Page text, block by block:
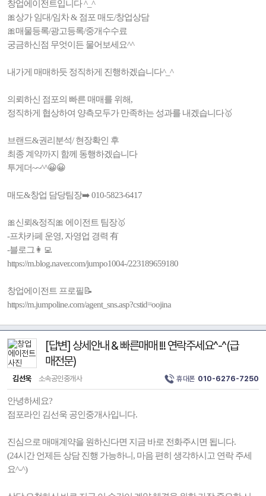
창업에이전트입니다 ^_^
🎀상가 임대/임차 & 점포 매도/창업상담
🎀매물등록/광고등록/중개수수료
궁금하신점 무엇이든 물어보세요^^
내가게 매매하듯 정직하게 진행하겠습니다^_^
의뢰하신 점포의 빠른 매매를 위해,
정직하게 협상하여 양측모두가 만족하는 성과를 내겠습니다🥇
브랜드&권리분석/ 현장확인 후
최종 계약까지 함께 동행하겠습니다
투게더~~^^😀😀
매도&창업 담당팀장➡️ 010-5823-6417
🎀신뢰&정직🎀 에이전트 팀장🥇
-프차카페 운영, 자영업 경력 有
-블로그👩‍💻
https://m.blog.naver.com/jumpo1004-/223189659180
창업에이전트 프로필📝
https://m.jumpoline.com/agent_sns.asp?cstid=oojina
[답변] 상세안내 & 빠른매매 !!! 연락주세요^-^(급
매전문)
김선욱 소속공인중개사 휴대폰 010-6276-7250
안녕하세요?
점포라인 김선욱 공인중개사입니다.
진심으로 매매계약을 원하신다면 지금 바로 전화주시면 됩니다.
(24시간 언제든 상담 진행 가능하니, 마음 편히 생각하시고 연락 주세
요^-^)